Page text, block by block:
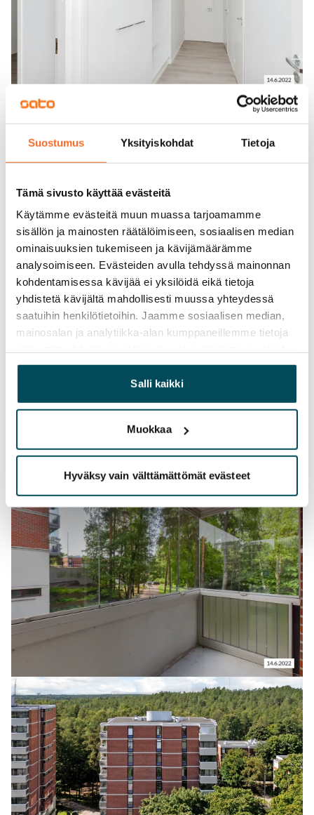
Suostumus Yksityiskohdat Tietoja
Tämä sivusto käyttää evästeitä
Käytämme evästeitä muun muassa tarjoamamme
sisällön ja mainosten räätälöimiseen, sosiaalisen median
ominaisuuksien tukemiseen ja kävijämäärämme
analysoimiseen. Evästeiden avulla tehdyssä mainonnan
kohdentamisessa kävijää ei yksilöidä eikä tietoja
yhdistetä kävijältä mahdollisesti muussa yhteydessä
saatuihin henkilötietoihin. Jaamme sosiaalisen median,
mainosalan ja analytiikka-alan kumppaneillemme tietoja
yhdistää näitä tietoja muihin tietoihin, joita olet antanut
heille tai joita on kerätty, kun olet käyttänyt heidän
palvelujaan.
Salli kaikki
Muokkaa
Hyväksy vain välttämättömät evästeet